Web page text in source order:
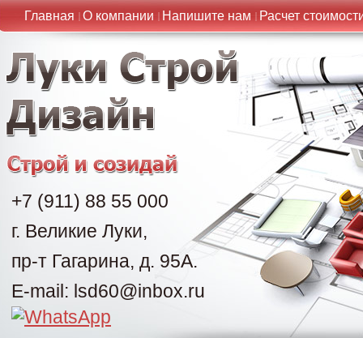
Главная О компании Напишите нам Расчет
+7 (911) 88 55 000
г. Великие Луки,
пр-т Гагарина, д. 95А.
E-mail: lsd60@inbox.ru